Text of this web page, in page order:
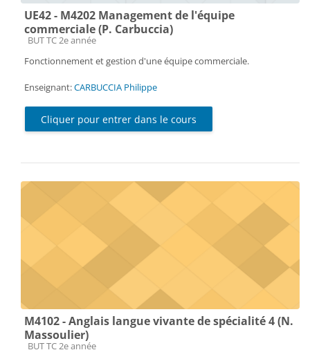
UE42 - M4202 Management de l'équipe
commerciale (P. Carbuccia)
Catégorie de cours
BUT TC 2e année
Fonctionnement et gestion d'une équipe commerciale.
Enseignant:CARBUCCIA Philippe
Cliquer pour entrer dans le cours
M4102 - Anglais langue vivante de spécialité 4 (N.
Massoulier)
Catégorie de cours
BUT TC 2e année